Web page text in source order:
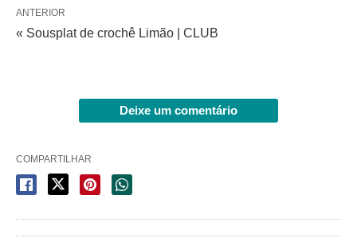
ANTERIOR
« Sousplat de crochê Limão | CLUB
Deixe um comentário
COMPARTILHAR